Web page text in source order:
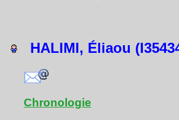
HALIMI, Éliaou
Chronologie